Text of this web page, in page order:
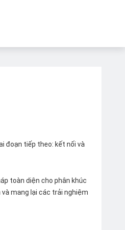
đoạn tiếp theo: kết nối và
toàn diện cho phân khúc
mang lại các trải nghiệm